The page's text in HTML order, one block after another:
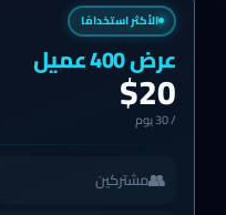
الأكثر استخدامًا
عرض 400 عميل
$20/
30يوم
👥مشتركين